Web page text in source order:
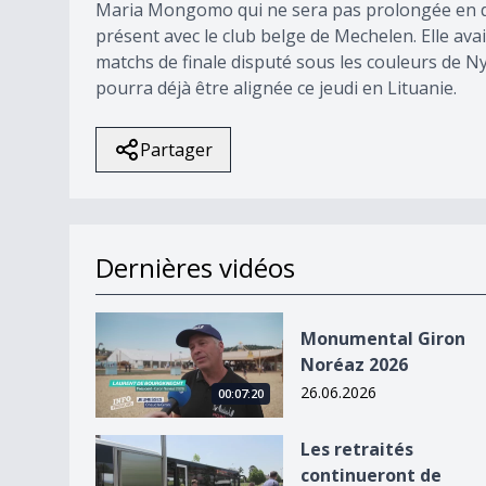
Maria Mongomo qui ne sera pas prolongée en
présent avec le club belge de Mechelen. Elle
matchs de finale disputé sous les couleurs de
pourra déjà être alignée ce jeudi en Lituanie.
Partager
Dernières vidéos
Monumental Giron Noréaz 2026
00:07:20
Monumental Giron
Noréaz 2026
26.06.2026
Les retraités continueront de payer le bus
Les retraités
continueront de